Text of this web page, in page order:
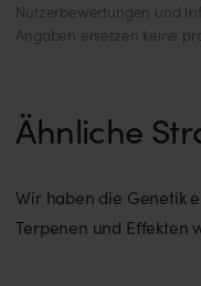
Nutzerbewertungen und
Angaben ersetzen keine
Ähnliche
Wir haben die Genetik
Terpenen und Effekten